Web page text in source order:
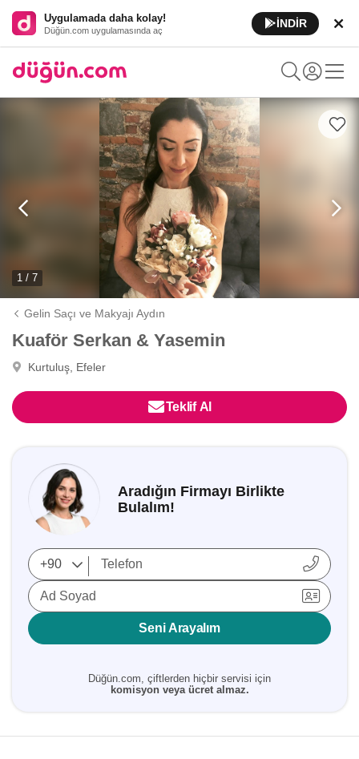
Uygulamada daha kolay!
Düğün.com uygulamasında aç
İNDİR
1 / 7
Gelin Saçı ve Makyajı Aydın
Kuaför Serkan & Yasemin
Kurtuluş, Efeler
Teklif Al
Aradığın Firmayı Birlikte
Bulalım!
Ad Soyad
Seni Arayalım
Düğün.com, çiftlerden hiçbir servisi için
komisyon veya ücret almaz.